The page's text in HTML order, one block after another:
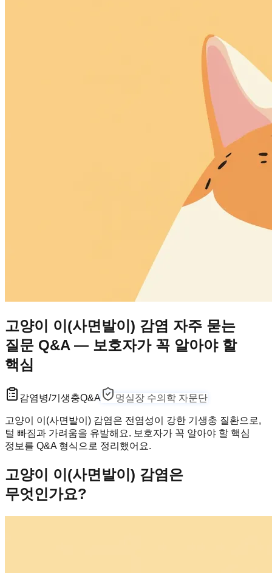
고양이 이(사면발이) 감염 자주 묻는
질문 Q&A — 보호자가 꼭 알아야 할
핵심
감염병/기생충Q&A 멍실장 수의학 자문단
고양이 이(사면발이) 감염은 전염성이 강한 기생충 질환으로,
털 빠짐과 가려움을 유발해요. 보호자가 꼭 알아야 할 핵심
정보를 Q&A 형식으로 정리했어요.
고양이 이(사면발이) 감염은
무엇인가요?